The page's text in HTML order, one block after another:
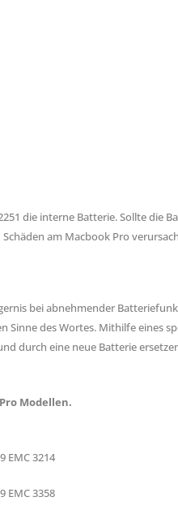
die interne Batterie. Sollte die
am Macbook Pro
bei abnehmender
des Wortes. Mithilfe eines
durch eine neue Batterie
Modellen.
EMC 3214
EMC 3358